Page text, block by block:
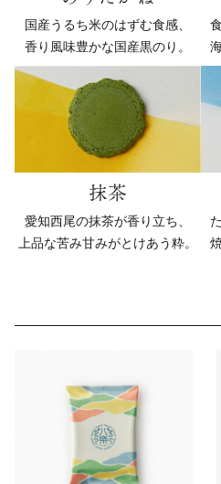
国産うるち米のはずむ食感、
香り風味豊かな国産黒のり。
抹茶
愛知西尾の抹茶が香り立ち、
上品な苦み甘みがとけあう粋。